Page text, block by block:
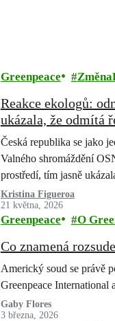
Greenpeace
Reakce ekologů:
ukázala, že odmítá
Česká republika se jako
Valného shromáždění
prostředí, tím jasně
Rezoluce měla…
Kristina Figueroa
21 května, 2026
Greenpeace O
Co znamená
Americký soud se právě
Greenpeace
Gaby Flores
3 března, 2026